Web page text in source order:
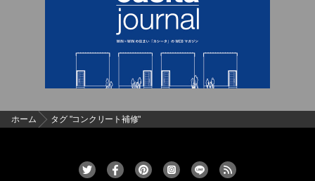
ホーム タグ "コンクリート補修"